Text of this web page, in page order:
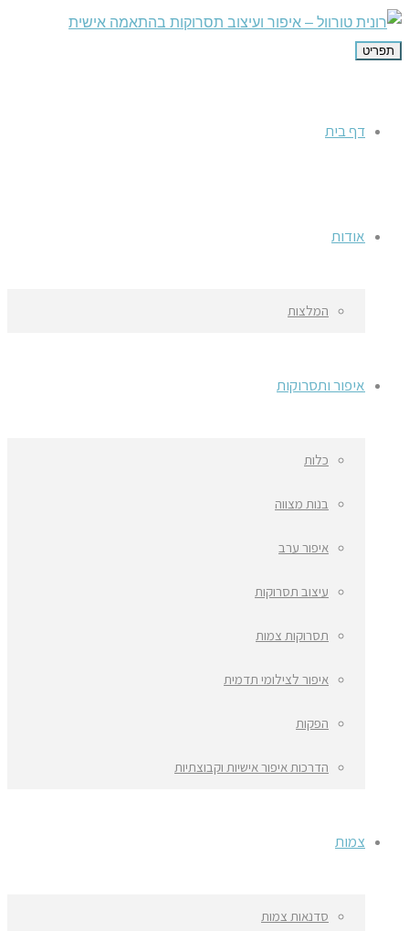
תפריט
דף בית
אודות
המלצות
איפור ותסרוקות
כלות
בנות מצווה
איפור ערב
עיצוב תסרוקות
תסרוקות צמות
איפור לצילומי תדמית
הפקות
הדרכות איפור אישיות וקבוצתיות
צמות
סדנאות צמות